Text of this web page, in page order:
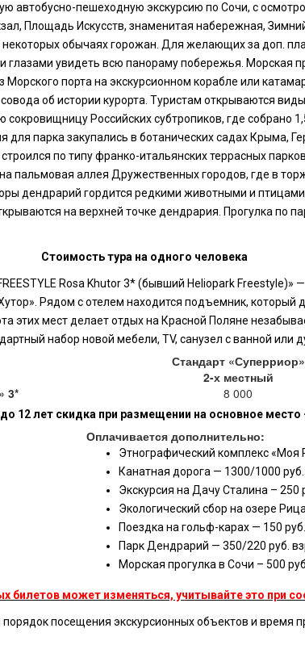
автобусно-пешеходную экскурсию по Сочи, с
Площадь Искусств, знаменитая набережная,
некоторых обычаях горожан. Для желающих за доп.
глазами увидеть всю панораму побережья. Морская
порта на экскурсионном корабле или
об истории курорта. Туристам открываются
Российских субтропиков, где собрано
для парка закупались в ботанических садах Крыма,
по типу франко-итальянских террасных
пальмовая аллея Дружественных городов, где в
дендрарий гордится редкими животными и
на верхней точке дендрария. Прогулка по
Стоимость тура на одного человека
Rosa Khutor 3* (бывший Heliopark
Рядом с отелем находится подъемник, который
этих мест делает отдых на Красной Поляне
набор новой мебели, TV, санузел с ванной или
Стандарт «Суперриор»
2-х местный
3*
8 000
12 лет скидка при размещении на основное место
Оплачивается дополнительно:
Этнографический комплекс «Моя
Канатная дорога — 1300/1000 руб.
Экскурсия на Дачу Сталина – 250
Экологический сбор на озере
Поездка на гольф-карах — 150
Парк Дендрарий — 350/220 руб.
Морская прогулка в Сочи – 500
билетов может изменяться, учитывайте это при
посещения экскурсионных объектов и время